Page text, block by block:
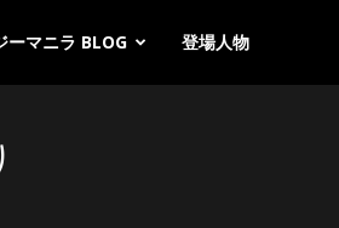
ーマニラ BLOG 登場人物